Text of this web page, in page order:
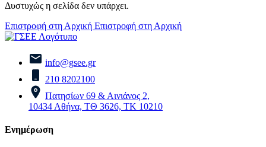
Δυστυχώς η σελίδα δεν υπάρχει.
Επιστροφή στη Αρχική Επιστροφή στη Αρχική
info@gsee.gr
210 8202100
Πατησίων 69 & Αινιάνος 2,
10434 Αθήνα, ΤΘ 3626, ΤΚ 10210
Ενημέρωση